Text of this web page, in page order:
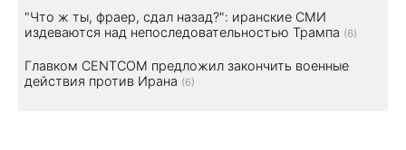
"Что ж ты, фраер, сдал назад?": иранские СМИ
издеваются над непоследовательностью Трампа (6)
Главком CENTCOM предложил закончить военные
действия против Ирана (6)